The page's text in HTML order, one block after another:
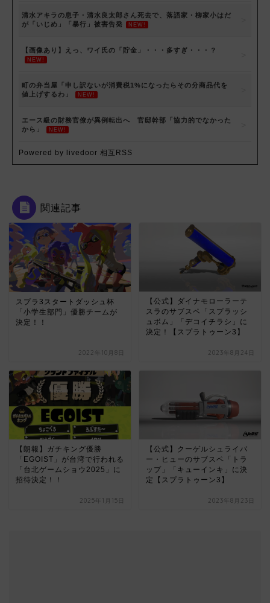
清水アキラの息子・清水良太郎さん死去で、落語家・柳家小はだ
が「いじめ」「暴行」被害告発
NEW!
【画像あり】えっ、ワイ氏の「貯金」・・・多すぎ・・・？
NEW!
町の弁当屋「申し訳ないが消費税1%になったらその分商品代を
値上げするわ」
NEW!
エース級の財務官僚が異例転出へ 官邸幹部「協力的でなかった
から」
NEW!
Powered by livedoor 相互RSS
関連記事
スプラ3スタートダッシュ杯
「小学生部門」優勝チームが
決定！！
2022年10月8日
【公式】ダイナモローラーテ
スラのサブスペ「スプラッシ
ュボム」「デコイチラシ」に
決定！【スプラトゥーン3】
2023年8月24日
【朗報】ガチキング優勝
「EGOIST」が台湾で行われる
「台北ゲームショウ2025」に
招待決定！！
2025年1月15日
【公式】クーゲルシュライバ
ー・ヒューのサブスペ「トラ
ップ」「キューインキ」に決
定【スプラトゥーン3】
2023年8月23日